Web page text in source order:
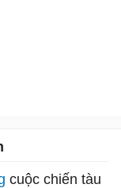
cuộc chiến tàu